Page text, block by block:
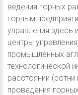
ведения горных
горным
управления здесь
центры
промышленных
технологической
расстоянии
проведения